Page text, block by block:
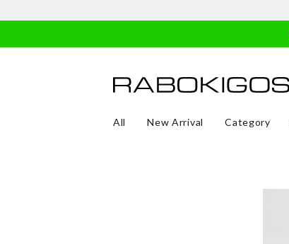
All New Arrival Category